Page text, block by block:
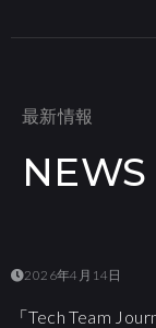
最新情報
NEWS
2026年4月14日
「Tech Team